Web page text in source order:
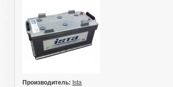
Производитель: Ista